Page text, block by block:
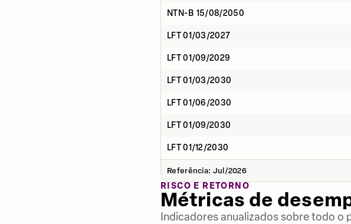
NTN-B 15/08/2050
LFT 01/03/2027
LFT 01/09/2029
LFT 01/03/2030
LFT 01/06/2030
LFT 01/09/2030
LFT 01/12/2030
Referência: Jul/2026
RISCO E RETORNO
Métricas de
Indicadores anualizados sobre todo